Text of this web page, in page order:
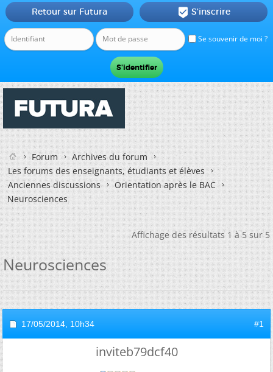
Se souvenir de moi ?
Retour sur Futura  S'inscrire
Forum
Archives du forum
Les forums des enseignants, étudiants et élèves
Anciennes discussions
Orientation après le BAC
Neurosciences
Affichage des résultats 1 à 5 sur 5
Neurosciences
17/05/2014, 10h34 #1
inviteb79dcf40